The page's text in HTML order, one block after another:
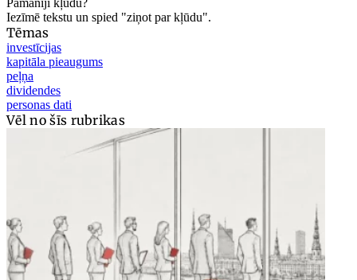
Iezīmē tekstu un spied "ziņot par kļūdu".
Tēmas
investīcijas
kapitāla pieaugums
peļņa
dividendes
personas dati
Vēl no šīs rubrikas